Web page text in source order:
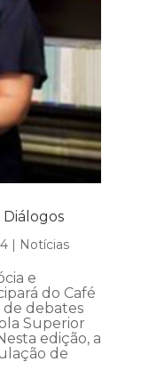
| Notícias
e
do Café
de debates
Superior
edição, a
de